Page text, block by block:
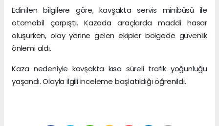
Edinilen bilgilere göre, kavşakta servis minibüsü ile
otomobil çarpıştı. Kazada araçlarda maddi hasar
oluşurken, olay yerine gelen ekipler bölgede güvenlik
önlemi aldı.
Kaza nedeniyle kavşakta kısa süreli trafik yoğunluğu
yaşandı. Olayla ilgili inceleme başlatıldığı öğrenildi.